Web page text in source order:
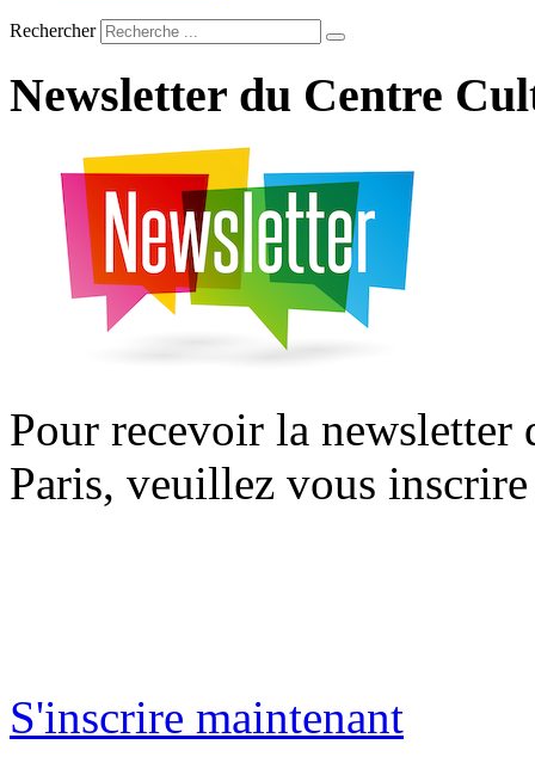
Rechercher
Newsletter du Centre
Pour recevoir la
Paris, veuillez vous
S'inscrire maintenant